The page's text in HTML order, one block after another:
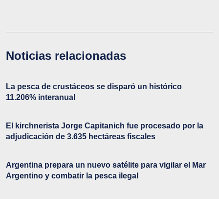
Noticias relacionadas
La pesca de crustáceos se disparó un histórico
11.206% interanual
El kirchnerista Jorge Capitanich fue procesado por la
adjudicación de 3.635 hectáreas fiscales
Argentina prepara un nuevo satélite para vigilar el Mar
Argentino y combatir la pesca ilegal